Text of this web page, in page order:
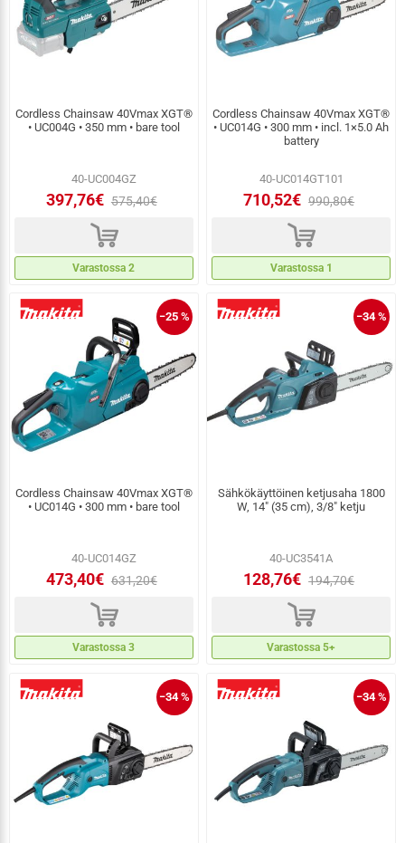
Cordless Chainsaw 40Vmax XGT®
• UC004G • 350 mm • bare tool
40-UC004GZ
397,76€ 575,40€
d
Varastossa 2
Cordless Chainsaw 40Vmax XGT®
• UC014G • 300 mm • incl. 1×5.0 Ah
battery
40-UC014GT101
710,52€ 990,80€
d
Varastossa 1
−25 %
Cordless Chainsaw 40Vmax XGT®
• UC014G • 300 mm • bare tool
40-UC014GZ
473,40€ 631,20€
d
Varastossa 3
−34 %
Sähkökäyttöinen ketjusaha 1800
W, 14" (35 cm), 3/8" ketju
40-UC3541A
128,76€ 194,70€
d
Varastossa 5+
−34 % −34 %